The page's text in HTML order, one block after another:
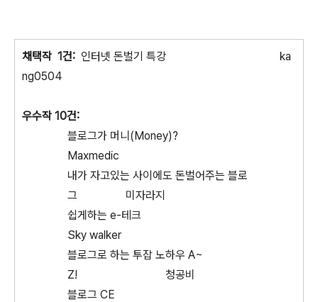
채택작 1건: 인터넷 돈벌기 특강 ka
ng0504
우수작 10건:
블로그가 머니(Money)?
Maxmedic
내가 자고있는 사이에도 돈벌어주는 블로
그 미자라지
쉽게하는 e-테크
Sky walker
블로그로 하는 투잡 노하우 A~
Z! 청공비
블로그 CE